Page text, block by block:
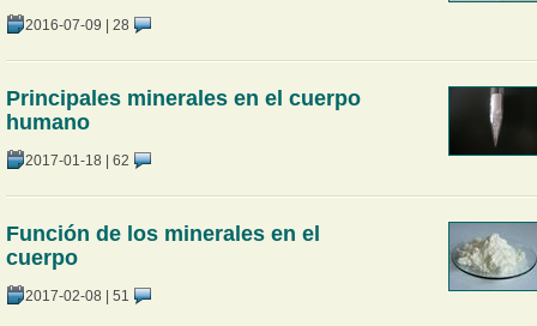
2016-07-09 | 28
Principales minerales en el cuerpo
humano
2017-01-18 | 62
Función de los minerales en el
cuerpo
2017-02-08 | 51